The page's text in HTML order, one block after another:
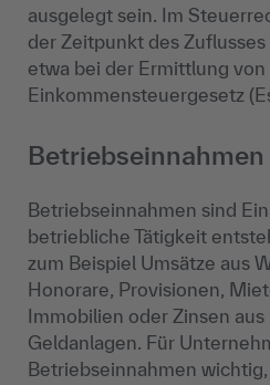
ausgelegt sein. Im
der Zeitpunkt des
etwa bei der Ermittlung
Einkommensteuergesetz
Betriebseinnahmen sind
betriebliche Tätigkeit
zum Beispiel Umsätze aus
Honorare, Provisionen,
Immobilien oder Zinsen
Geldanlagen. Für
Betriebseinnahmen